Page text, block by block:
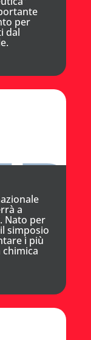
per
dal
a
Nato per
simposio
i più